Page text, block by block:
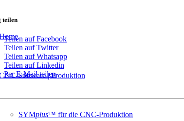
Software | Produktion
SYMplus™ für die CNC-Produktion
teilen
Teilen auf Facebook
Teilen auf Twitter
Teilen auf Whatsapp
Teilen auf Linkedin
Per E-Mail teilen